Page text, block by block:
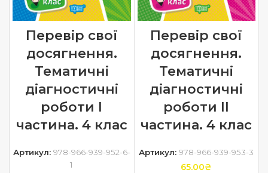
Перевір свої
досягнення.
Тематичні
діагностичні
роботи І
частина. 4 клас
Артикул: 978-966-939-952-6-
1
Перевір свої
досягнення.
Тематичні
діагностичні
роботи ІІ
частина. 4 клас
Артикул:978-966-939-953-3
65.00₴